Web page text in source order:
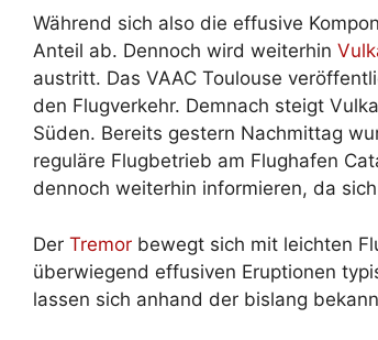
Während sich also die effusive
Anteil ab. Dennoch wird weiterhin
austritt. Das VAAC Toulouse
den Flugverkehr. Demnach steigt
Süden. Bereits gestern Nachmittag
reguläre Flugbetrieb am Flughafen
dennoch weiterhin informieren, da
Der Tremor bewegt sich mit leichten
überwiegend effusiven Eruptionen
lassen sich anhand der bislang